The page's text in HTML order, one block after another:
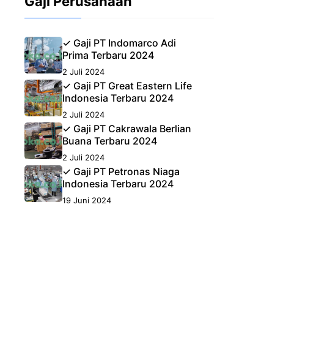
✓ Gaji PT Indomarco Adi
Prima Terbaru 2024
2 Juli 2024
✓ Gaji PT Great Eastern Life
Indonesia Terbaru 2024
2 Juli 2024
✓ Gaji PT Cakrawala Berlian
Buana Terbaru 2024
2 Juli 2024
✓ Gaji PT Petronas Niaga
Indonesia Terbaru 2024
19 Juni 2024